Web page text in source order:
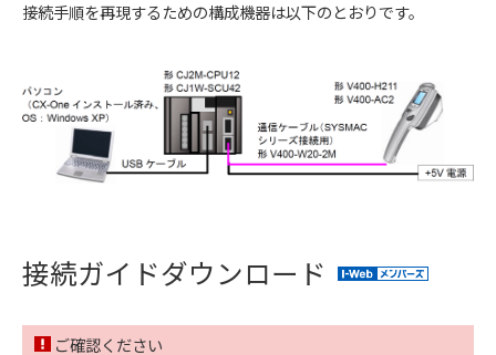
接続手順を再現するための構成機器は以下のとおりです。
接続ガイドダウンロード
ご確認ください